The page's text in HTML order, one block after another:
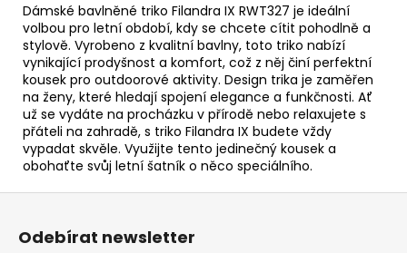
Dámské bavlněné triko Filandra IX RWT327 je ideální
volbou pro letní období, kdy se chcete cítit pohodlně a
stylově. Vyrobeno z kvalitní bavlny, toto triko nabízí
vynikající prodyšnost a komfort, což z něj činí perfektní
kousek pro outdoorové aktivity. Design trika je zaměřen
na ženy, které hledají spojení elegance a funkčnosti. Ať
už se vydáte na procházku v přírodě nebo relaxujete s
přáteli na zahradě, s triko Filandra IX budete vždy
vypadat skvěle. Využijte tento jedinečný kousek a
obohaťte svůj letní šatník o něco speciálního.
Z
Odebírat newsletter